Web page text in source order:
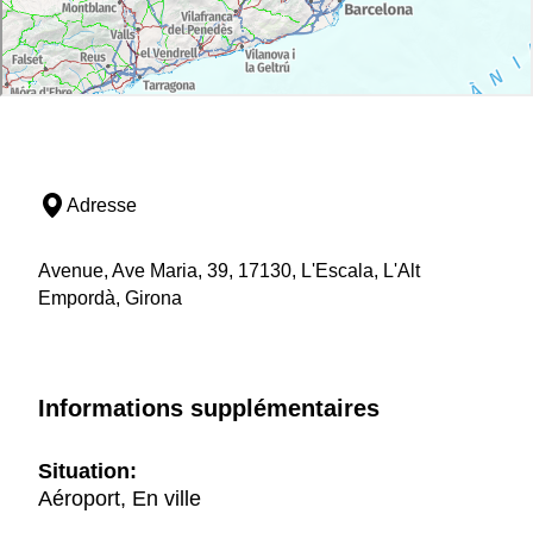
Adresse
Avenue, Ave Maria, 39, 17130, L'Escala, L'Alt
Empordà, Girona
Informations supplémentaires
Situation:
Aéroport, En ville